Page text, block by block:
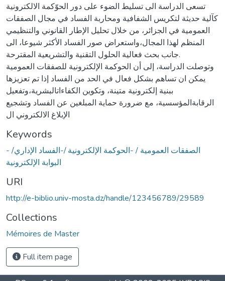
تسعى الدراسة الى تسليط الضوء على دور الحوّكمة الالكترونية
كآلية حديثة لتكريس الشفافية ومحاربة الفساد في مجال الصفقات
العمومية في الجزائر، من خلال تحليل الإطار القانوني والتنظيمي
المنظم لهذا المجال،واستعراض صور الفساد الأكثر شيوعا، الى
جانب بحث فعالية الحلول التقنية والتشريعية المقترحة.
وتوصلت الدراسة، إلى أن الحوكمة الإلكترونية للصفقات العمومية
يمكن ان تساهم بشكل فعال في الحد من الفساد إذا تم تعزيزها
ببنية إلكترونية متينة، وتكوين الكفاءاتالبشرية،وتفعيل
الرقابةالمؤسسية، مع ضرورة حماية المبلغين عن الفساد وتشجيع
الإبلاغ الالكتروني ال
Keywords
الصفقات العمومية / -الحوكمة الإلكترونية /-الفساد الإداري/ -
البوابة الإلكترونية
URI
http://e-biblio.univ-mosta.dz/handle/123456789/29589
Collections
Mémoires de Master
Full item page